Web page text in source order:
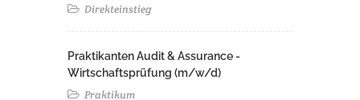
Direkteinstieg
Praktikanten Audit & Assurance -
Wirtschaftsprüfung (m/w/d)
Praktikum